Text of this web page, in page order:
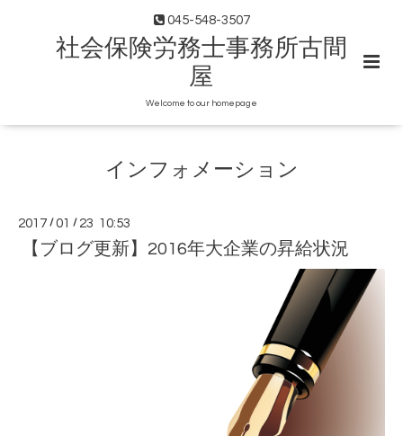
045-548-3507
社会保険労務士事務所古間
屋
Welcome to our homepage
インフォメーション
2017 /01 / 23 10:53
【ブログ更新】2016年大企業の昇給状況